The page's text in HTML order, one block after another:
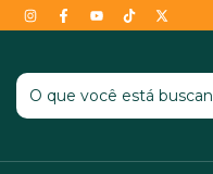
as condições !